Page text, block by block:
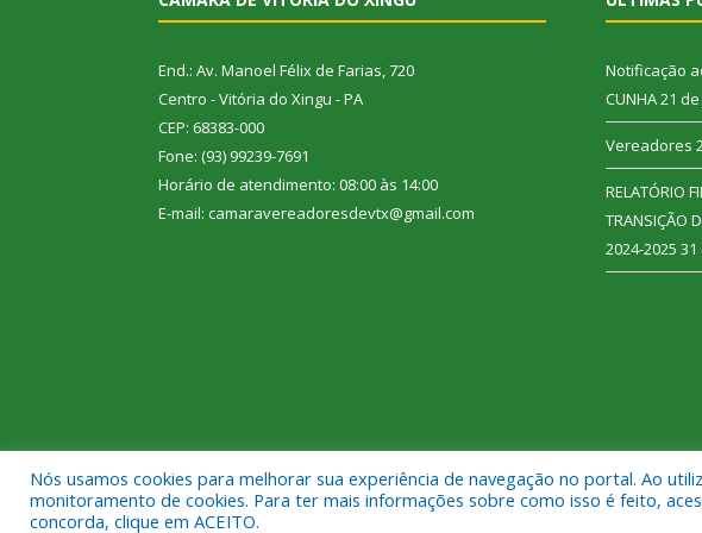
End.: Av. Manoel Félix de Farias, 720
Centro - Vitória do Xingu - PA
CEP: 68383-000
Fone: (93) 99239-7691
Horário de atendimento: 08:00 às 14:00
E-mail: camaravereadoresdevtx@gmail.com
Notificação
CUNHA21
Vereadores
RELATÓRIO
TRANSIÇÃO
2024-2025 31
Todos os direitos reservados a Câmara Municipal de Vitória do Xingu.
Nós usamos cookies para melhorar sua experiência de navegação no portal. Ao
monitoramento de cookies. Para ter mais informações sobre como isso é feito,
concorda, clique em ACEITO.